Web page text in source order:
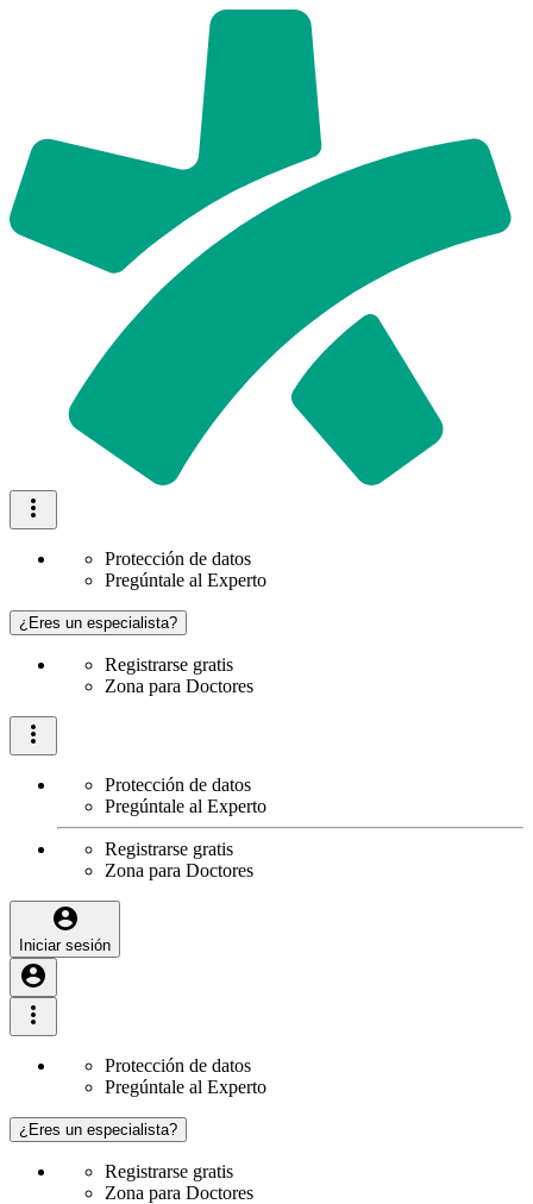
Protección de datos
Pregúntale al Experto
¿Eres un especialista?
Registrarse gratis
Zona para Doctores
Protección de datos
Pregúntale al Experto
Registrarse gratis
Zona para Doctores
Iniciar sesión
Protección de datos
Pregúntale al Experto
¿Eres un especialista?
Registrarse gratis
Zona para Doctores